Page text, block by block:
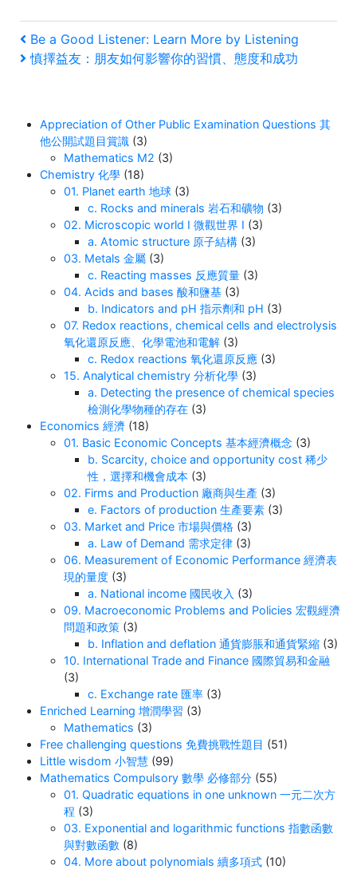
Post
navigation
Previous
Post
Be a Good Listener: Learn More by Listening
Next
慎擇益友：朋友如何影響你的習慣、態度和成功
Appreciation of Other Public Examination Questions 其
他公開試題目賞識 (3)
Mathematics M2 (3)
Chemistry 化學 (18)
01. Planet earth 地球 (3)
c. Rocks and minerals 岩石和礦物 (3)
02. Microscopic world I 微觀世界 I (3)
a. Atomic structure 原子結構 (3)
03. Metals 金屬 (3)
c. Reacting masses 反應質量 (3)
04. Acids and bases 酸和鹽基 (3)
b. Indicators and pH 指示劑和 pH (3)
07. Redox reactions, chemical cells and electrolysis
氧化還原反應、化學電池和電解 (3)
c. Redox reactions 氧化還原反應 (3)
15. Analytical chemistry 分析化學 (3)
a. Detecting the presence of chemical species
檢測化學物種的存在 (3)
Economics 經濟 (18)
01. Basic Economic Concepts 基本經濟概念 (3)
b. Scarcity, choice and opportunity cost 稀少
性，選擇和機會成本 (3)
02. Firms and Production 廠商與生產 (3)
e. Factors of production 生產要素 (3)
03. Market and Price 市場與價格 (3)
a. Law of Demand 需求定律 (3)
06. Measurement of Economic Performance 經濟表
現的量度 (3)
a. National income 國民收入 (3)
09. Macroeconomic Problems and Policies 宏觀經濟
問題和政策 (3)
b. Inflation and deflation 通貨膨脹和通貨緊縮 (3)
10. International Trade and Finance 國際貿易和金融
(3)
c. Exchange rate 匯率 (3)
Enriched Learning 增潤學習 (3)
Mathematics (3)
Free challenging questions 免費挑戰性題目 (51)
Little wisdom 小智慧 (99)
Mathematics Compulsory 數學 必修部分 (55)
01. Quadratic equations in one unknown 一元二次方
程 (3)
03. Exponential and logarithmic functions 指數函數
與對數函數 (8)
04. More about polynomials 續多項式 (10)